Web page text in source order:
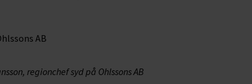
regionchef syd på Ohlssons AB